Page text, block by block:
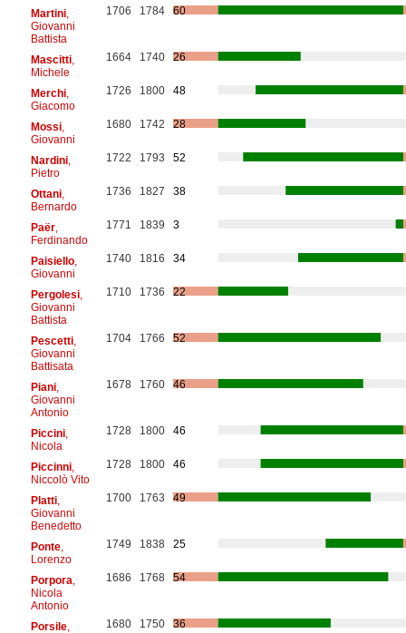
Martini,
Giovanni
Battista
1706 1784 60
Mascitti,
Michele
1664 1740 26
Merchi,
Giacomo
1726 1800 48
Mossi,
Giovanni
1680 1742 28
Nardini,
Pietro
1722 1793 52
Ottani,
Bernardo
1736 1827 38
Paër,
Ferdinando
1771 1839 3
Paisiello,
Giovanni
1740 1816 34
Pergolesi,
Giovanni
Battista
1710 1736 22
Pescetti,
Giovanni
Battisata
1704 1766 52
Piani,
Giovanni
Antonio
1678 1760 46
Piccini,
Nicola
1728 1800 46
Piccinni,
Niccolò Vito
1728 1800 46
Platti,
Giovanni
Benedetto
1700 1763 49
Ponte,
Lorenzo
1749 1838 25
Porpora
Nicola
Antonio
1686 1768 54
Porsile,
1680 1750 36